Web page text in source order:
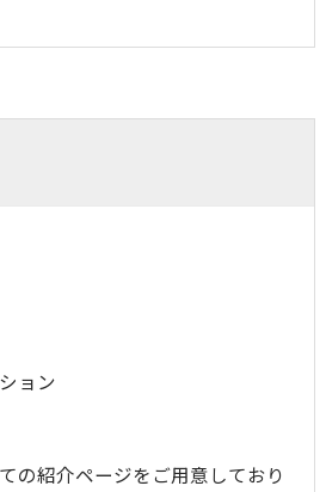
ョン
の紹介ページをご用意しており